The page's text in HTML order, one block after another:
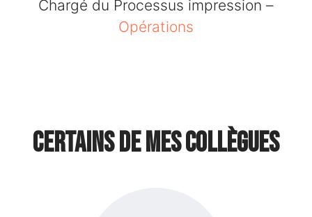
Chargé du Processus impression –
Opérations
Certains de mes collègues